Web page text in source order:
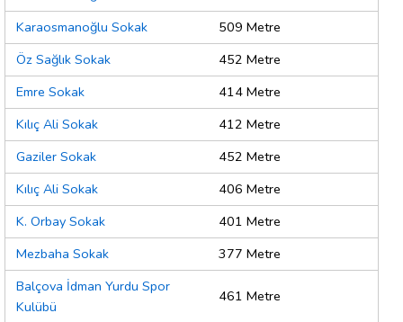
Karaosmanoğlu Sokak
509 Metre
Öz Sağlık Sokak
452 Metre
Emre Sokak
414 Metre
Kılıç Ali Sokak
412 Metre
Gaziler Sokak
452 Metre
Kılıç Ali Sokak
406 Metre
K. Orbay Sokak
401 Metre
Mezbaha Sokak
377 Metre
Balçova İdman Yurdu Spor
Kulübü
461 Metre